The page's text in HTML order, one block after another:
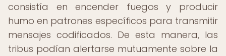
consistía en encender fuegos y producir
humo en patrones específicos para transmitir
mensajes codificados. De esta manera, las
tribus podían alertarse mutuamente sobre la